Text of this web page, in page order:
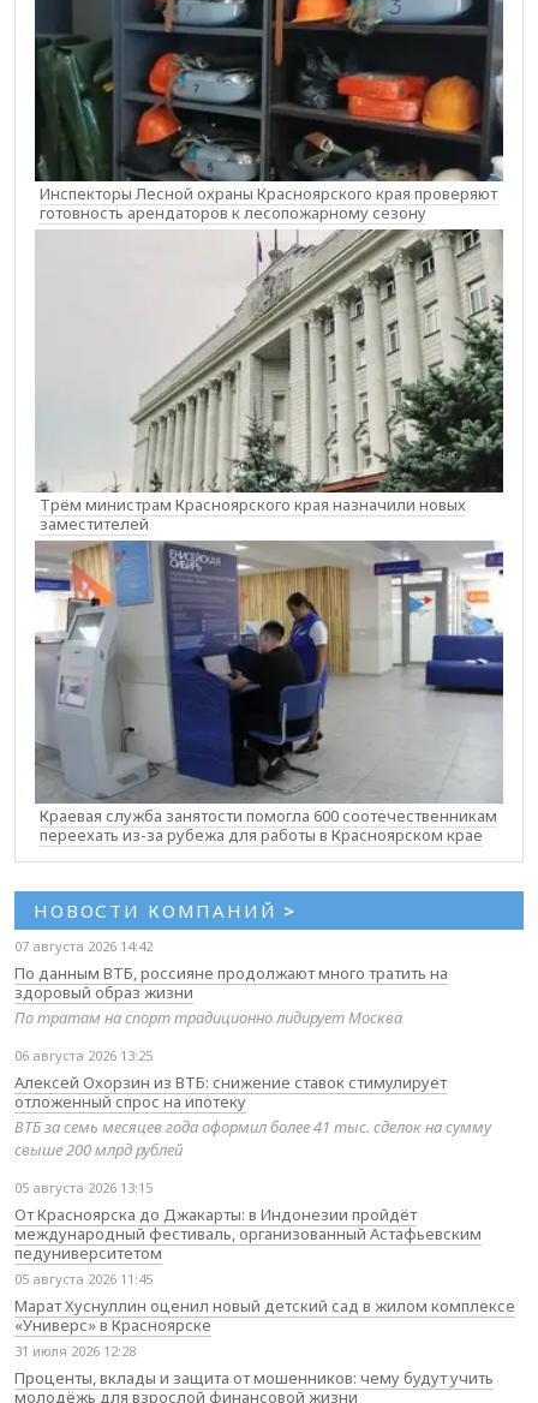
Инспекторы Лесной охраны Красноярского края проверяют
готовность арендаторов к лесопожарному сезону
Трём министрам Красноярского края назначили новых
заместителей
Краевая служба занятости помогла 600 соотечественникам
переехать из-за рубежа для работы в Красноярском крае
НОВОСТИ КОМПАНИЙ >
07 августа 2026 14:42
По данным ВТБ, россияне продолжают много тратить на
здоровый образ жизни
По тратам на спорт традиционно лидирует Москва
06 августа 2026 13:25
Алексей Охорзин из ВТБ: снижение ставок стимулирует
отложенный спрос на ипотеку
ВТБ за семь месяцев года оформил более 41 тыс. сделок на сумму
свыше 200 млрд рублей
05 августа 2026 13:15
От Красноярска до Джакарты: в Индонезии пройдёт
международный фестиваль, организованный Астафьевским
педуниверситетом
05 августа 2026 11:45
Марат Хуснуллин оценил новый детский сад в жилом комплексе
«Универс» в Красноярске
31 июля 2026 12:28
Проценты, вклады и защита от мошенников: чему будут учить
молодёжь для взрослой финансовой жизни